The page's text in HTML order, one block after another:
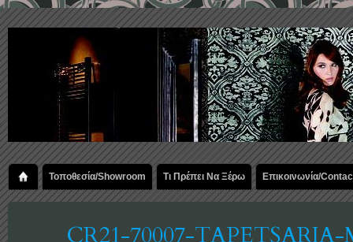
Τοποθεσία/Showroom Τι Πρέπει Να Ξέρω Επικοινωνία/
CR21-70007-